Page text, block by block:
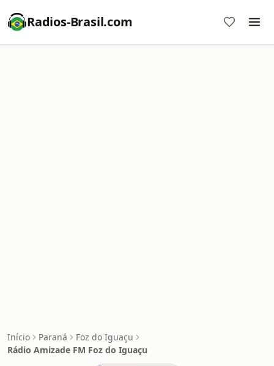
Radios-Brasil.com
Início Paraná
Foz do Iguaçu
Rádio Amizade FM Foz do Iguaçu